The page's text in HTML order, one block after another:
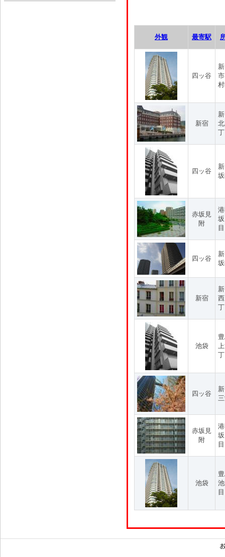
外観 最寄駅
四ッ谷
新宿
四ッ谷
赤坂見
附
目
四ッ谷
新宿
池袋
四ッ谷
赤坂見
附
目
池袋
目